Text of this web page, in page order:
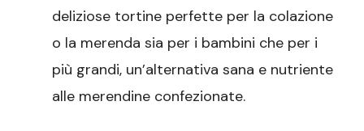
all’arancia
deliziose tortine perfette per la colazione
o la merenda sia per i bambini che per i
più grandi, un’alternativa sana e nutriente
alle merendine confezionate.